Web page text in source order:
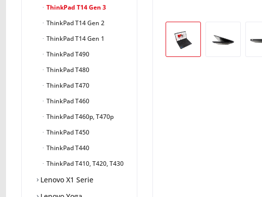
ThinkPad T14 Gen 3
ThinkPad T14 Gen 2
ThinkPad T14 Gen 1
ThinkPad T490
ThinkPad T480
ThinkPad T470
ThinkPad T460
ThinkPad T460p, T470p
ThinkPad T450
ThinkPad T440
ThinkPad T410, T420, T430
Lenovo X1 Serie